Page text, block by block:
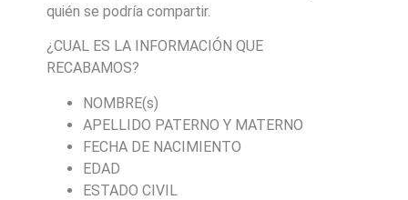
quién se podría compartir.
¿CUAL ES LA INFORMACIÓN QUE
RECABAMOS?
NOMBRE(s)
APELLIDO PATERNO Y MATERNO
FECHA DE NACIMIENTO
EDAD
ESTADO CIVIL